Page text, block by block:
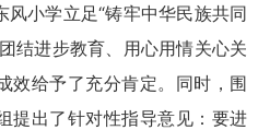
小学立足“铸牢中华民族共同
结进步教育、用心用情关心关
效给予了充分肯定。同时，围
提出了针对性指导意见：要进